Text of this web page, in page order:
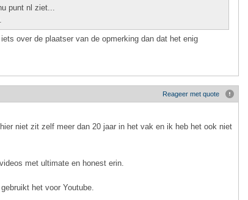
punt nl ziet...
over de plaatser van de opmerking dan dat het enig
Reageer met quote
niet zit zelf meer dan 20 jaar in het vak en ik heb het ook niet
met ultimate en honest erin.
het voor Youtube.